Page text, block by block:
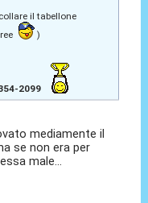
il tabellone
)
2099
mediamente il
se non era per
male...